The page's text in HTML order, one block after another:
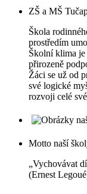
ZŠ a MŠ
Škola
prostředím
Školní klima je
přirozeně
Žáci se už od
své logické
rozvoji celé
Motto naší
„Vychovávat
(Ernest